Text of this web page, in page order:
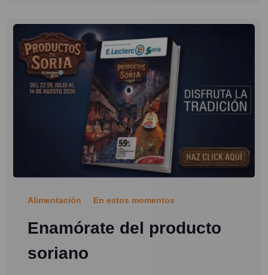
Alimentación En estos momentos
Enamórate del producto
soriano